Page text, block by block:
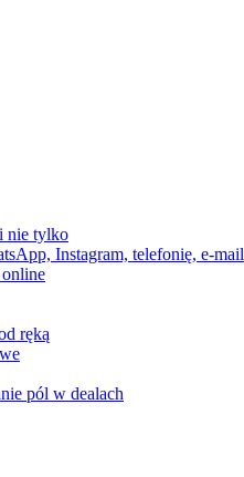
nie tylko
Instagram, telefonię, e-mail
ręką
pól w dealach